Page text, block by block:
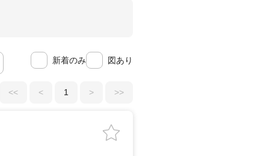
新着のみ 図あり
<< < 1 > >>